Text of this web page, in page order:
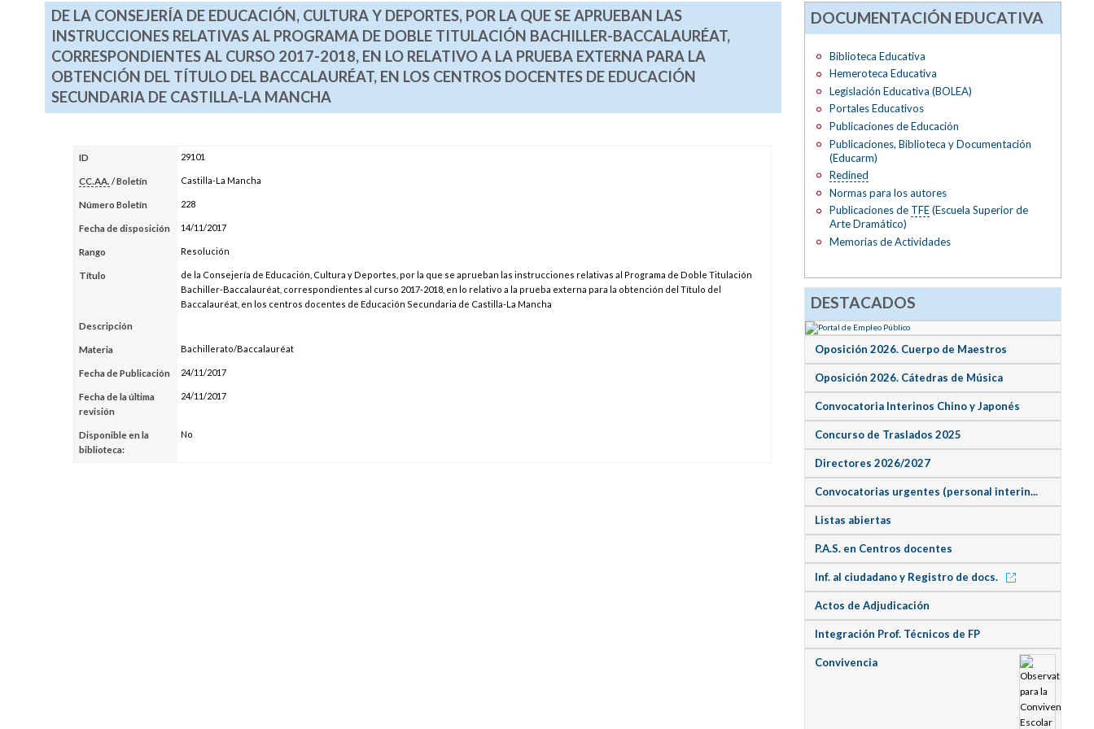
DE LA CONSEJERÍA DE EDUCACIÓN, CULTURA Y DEPORTES, POR LA QUE SE APRUEBAN LAS
INSTRUCCIONES RELATIVAS AL PROGRAMA DE DOBLE TITULACIÓN BACHILLER-BACCALAURÉAT,
CORRESPONDIENTES AL CURSO 2017-2018, EN LO RELATIVO A LA PRUEBA EXTERNA PARA LA
OBTENCIÓN DEL TÍTULO DEL BACCALAURÉAT, EN LOS CENTROS DOCENTES DE EDUCACIÓN
SECUNDARIA DE CASTILLA-LA MANCHA
ID 29101
CC.AA. / Boletín Castilla-La Mancha
Número Boletín 228
Fecha de disposición 14/11/2017
Rango Resolución
Título
de la Consejería de Educación, Cultura y Deportes, por la que se aprueban las instrucciones relativas al Programa de Doble Titulación
Bachiller-Baccalauréat, correspondientes al curso 2017-2018, en lo relativo a la prueba externa para la obtención del Título del
Baccalauréat, en los centros docentes de Educación Secundaria de Castilla-La Mancha
Descripción
Materia Bachillerato/Baccalauréat
Fecha de Publicación 24/11/2017
Fecha de la última
revisión
24/11/2017
Disponible en la
biblioteca:
No
DOCUMENTACIÓN EDUCATIVA
Biblioteca Educativa
Hemeroteca Educativa
Legislación Educativa (BOLEA)
Portales Educativos
Publicaciones de Educación
Publicaciones, Biblioteca y Documentación
(Educarm)
Redined
Normas para los autores
Publicaciones de TFE(Escuela Superior de
Arte Dramático)
Memorias de Actividades
DESTACADOS
Oposición 2026. Cuerpo de Maestros
Oposición 2026. Cátedras de Música
Convocatoria Interinos Chino y Japonés
Concurso de Traslados 2025
Directores 2026/2027
Convocatorias urgentes (personal interin...
Listas abiertas
P.A.S. en Centros docentes
Inf. al ciudadano y Registro de docs.
Actos de Adjudicación
Integración Prof. Técnicos de FP
Convivencia